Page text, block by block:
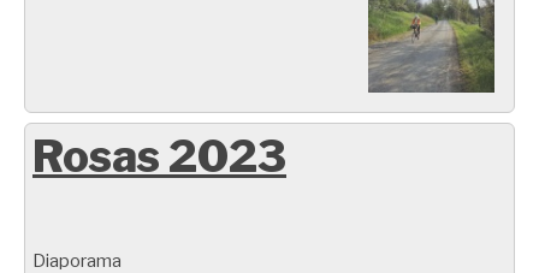
Rosas 2023
Diaporama